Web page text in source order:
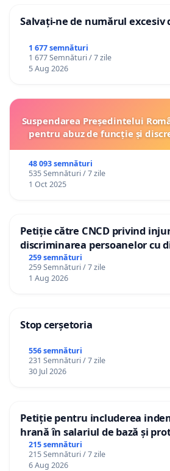
Salvați-ne de numărul excesiv
1 677 semnături
1 677 Semnături / 7 zile
5 Aug 2026
Suspendarea Președintelui
pentru abuz de funcție și
48 093 semnături
535 Semnături / 7 zile
1 Oct 2025
Petiție către CNCD privind
discriminarea persoanelor cu
către utilizatorul TikTok „Gorici”
259 semnături
259 Semnături / 7 zile
1 Aug 2026
Stop cerșetoria
556 semnături
231 Semnături / 7 zile
30 Jul 2026
Petiție pentru includerea
hrană în salariul de bază și
gradațiilor de vechime pentru
personali
215 semnături
215 Semnături / 7 zile
6 Aug 2026